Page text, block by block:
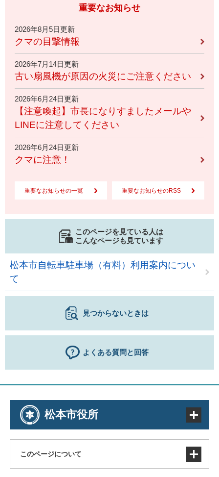
重要なお知らせ
2026年8月5日更新
クマの目撃情報
2026年7月14日更新
古い扇風機が原因の火災にご注意ください
2026年6月24日更新
【注意喚起】市長になりすましたメールや
LINEに注意してください
2026年6月24日更新
クマに注意！
重要なお知らせの一覧 重要なお知らせのRSS
このページを見ている人は
こんなページも見ています
松本市自転車駐車場（有料）利用案内につい
て
見つからないときは
よくある質問と回答
松本市役所
このページについて